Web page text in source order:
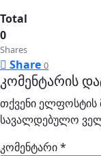
Total
0
Shares
Share 0
კომენტარის
თქვენი ელფოსტის
სავალდებულო
კომენტარი*